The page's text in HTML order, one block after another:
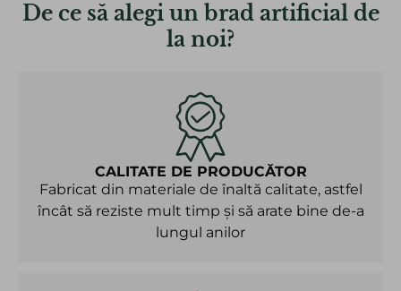
De ce să alegi un brad artificial de
la noi?
CALITATE DE PRODUCĂTOR
Fabricat din materiale de înaltă calitate, astfel
încât să reziste mult timp și să arate bine de-a
lungul anilor